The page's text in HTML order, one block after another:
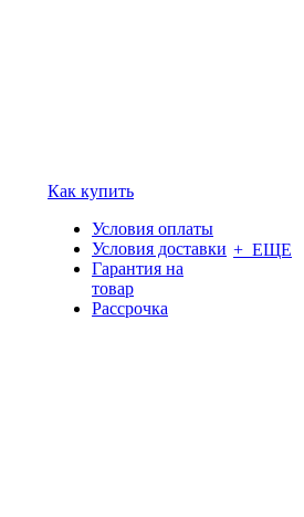
Как купить
Условия оплаты
Условия доставки
Гарантия на
товар
Рассрочка
+ ЕЩЕ